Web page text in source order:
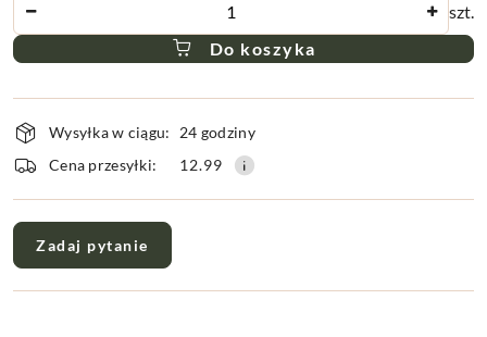
szt.
Do koszyka
Dostępność
i
dostawa
Wysyłka w ciągu:
24 godziny
Cena przesyłki:
12.99
Zadaj pytanie